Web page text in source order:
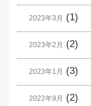
2023年3月 (1)
2023年2月 (2)
2023年1月 (3)
2022年9月 (2)